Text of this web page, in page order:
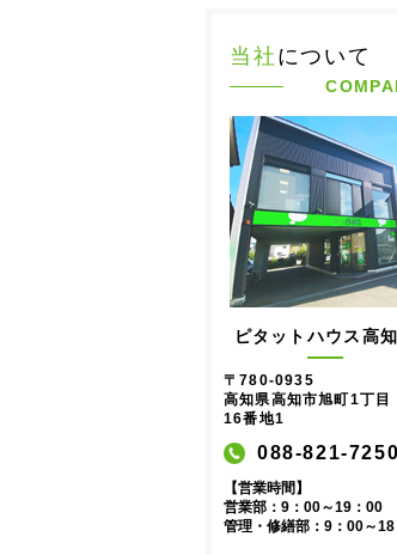
当社 について
ピタットハウス高
〒780-0935
高知県高知市旭町1丁目
16番地1
088-821-7250
【営業時間】
営業部：9：00～19：00
管理・修繕部：9：00～